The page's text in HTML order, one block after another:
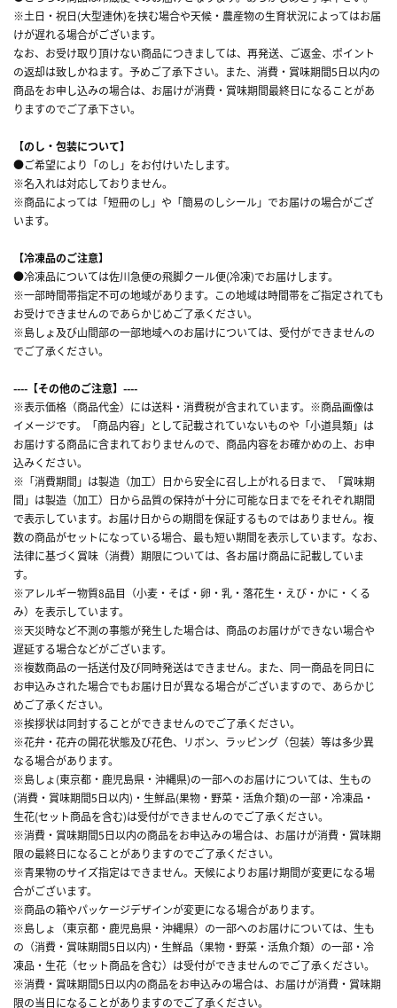
※土日・祝日(大型連休)を挟む場合や天候・農産物の生育状況によってはお届
けが遅れる場合がございます。
なお、お受け取り頂けない商品につきましては、再発送、ご返金、ポイント
の返却は致しかねます。予めご了承下さい。また、消費・賞味期間5日以内の
商品をお申し込みの場合は、お届けが消費・賞味期間最終日になることがあ
りますのでご了承下さい。
【のし・包装について】
●ご希望により「のし」をお付けいたします。
※名入れは対応しておりません。
※商品によっては「短冊のし」や「簡易のしシール」でお届けの場合がござ
います。
【冷凍品のご注意】
●冷凍品については佐川急便の飛脚クール便(冷凍)でお届けします。
※一部時間帯指定不可の地域があります。この地域は時間帯をご指定されても
お受けできませんのであらかじめご了承ください。
※島しょ及び山間部の一部地域へのお届けについては、受付ができませんの
でご了承ください。
----【その他のご注意】----
※表示価格（商品代金）には送料・消費税が含まれています。※商品画像は
イメージです。「商品内容」として記載されていないものや「小道具類」は
お届けする商品に含まれておりませんので、商品内容をお確かめの上、お申
込みください。
※「消費期間」は製造（加工）日から安全に召し上がれる日まで、「賞味期
間」は製造（加工）日から品質の保持が十分に可能な日までをそれぞれ期間
で表示しています。お届け日からの期間を保証するものではありません。複
数の商品がセットになっている場合、最も短い期間を表示しています。なお、
法律に基づく賞味（消費）期限については、各お届け商品に記載していま
す。
※アレルギー物質8品目（小麦・そば・卵・乳・落花生・えび・かに・くる
み）を表示しています。
※天災時など不測の事態が発生した場合は、商品のお届けができない場合や
遅延する場合などがございます。
※複数商品の一括送付及び同時発送はできません。また、同一商品を同日に
お申込みされた場合でもお届け日が異なる場合がございますので、あらかじ
めご了承ください。
※挨拶状は同封することができませんのでご了承ください。
※花弁・花卉の開花状態及び花色、リボン、ラッピング（包装）等は多少異
なる場合があります。
※島しょ(東京都・鹿児島県・沖縄県)の一部へのお届けについては、生もの
(消費・賞味期間5日以内)・生鮮品(果物・野菜・活魚介類)の一部・冷凍品・
生花(セット商品を含む)は受付ができませんのでご了承ください。
※消費・賞味期間5日以内の商品をお申込みの場合は、お届けが消費・賞味期
限の最終日になることがありますのでご了承ください。
※青果物のサイズ指定はできません。天候によりお届け期間が変更になる場
合がございます。
※商品の箱やパッケージデザインが変更になる場合があります。
※島しょ（東京都・鹿児島県・沖縄県）の一部へのお届けについては、生も
の（消費・賞味期間5日以内)・生鮮品（果物・野菜・活魚介類）の一部・冷
凍品・生花（セット商品を含む）は受付ができませんのでご了承ください。
※消費・賞味期間5日以内の商品をお申込みの場合は、お届けが消費・賞味期
限の当日になることがありますのでご了承ください。